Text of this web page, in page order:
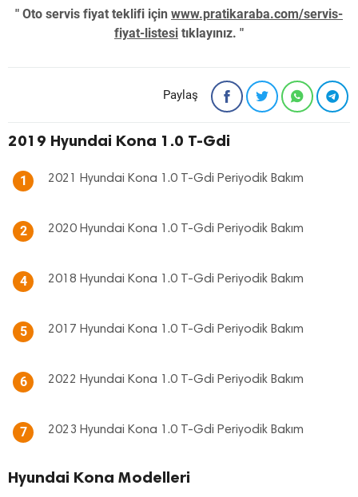
" Oto servis fiyat teklifi için www.pratikaraba.com/servis-
fiyat-listesi tıklayınız. "
Paylaş
2019 Hyundai Kona 1.0 T-Gdi
1 2021 Hyundai Kona 1.0 T-Gdi Periyodik Bakım
2 2020 Hyundai Kona 1.0 T-Gdi Periyodik Bakım
4 2018 Hyundai Kona 1.0 T-Gdi Periyodik Bakım
5 2017 Hyundai Kona 1.0 T-Gdi Periyodik Bakım
6 2022 Hyundai Kona 1.0 T-Gdi Periyodik Bakım
7 2023 Hyundai Kona 1.0 T-Gdi Periyodik Bakım
Hyundai Kona Modelleri